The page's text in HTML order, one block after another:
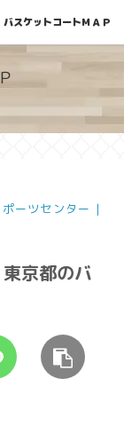
コート情報
ーツセンター |
京都のバ
バスケットコートＭＡＰ